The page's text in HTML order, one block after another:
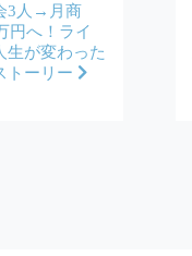
3人→月商
円へ！ライ
生が変わった
トーリー